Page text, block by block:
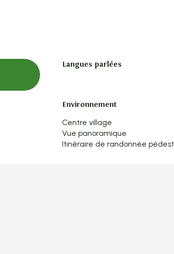
Langues parlées
Langues parlées
Environnement
Environnement
Centre village
Vue panoramique
Itinéraire de randonnée